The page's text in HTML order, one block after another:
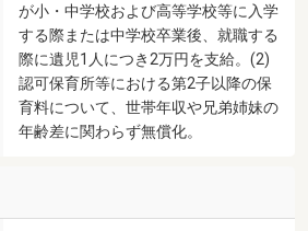
が小・中学校および高等学校等に入学
する際または中学校卒業後、就職する
際に遺児1人につき2万円を支給。(2)
認可保育所等における第2子以降の保
育料について、世帯年収や兄弟姉妹の
年齢差に関わらず無償化。